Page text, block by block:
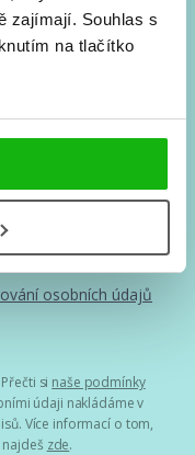
zajímají. Souhlas s
na tlačítko
rovnou do mailu!
autoři, filmové
osobních údajů
si naše podmínky
údaji nakládáme v
Více informací o tom,
zde.